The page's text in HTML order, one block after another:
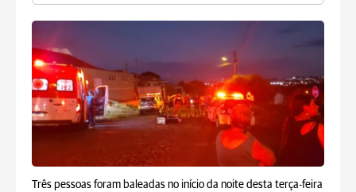
Três pessoas foram baleadas no início da noite desta terça-feira